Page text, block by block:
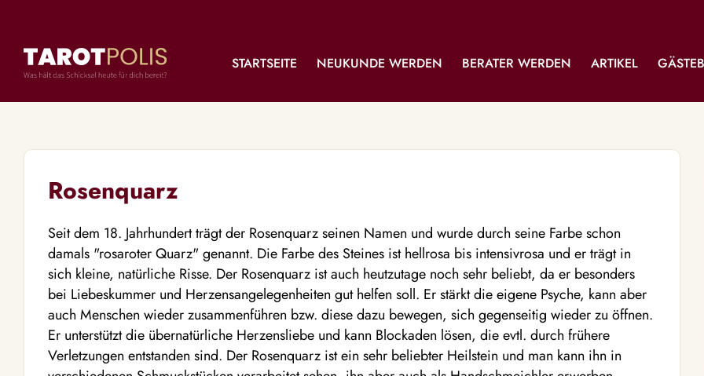
STARTSEITE NEUKUNDE WERDEN BERATER WERDEN ARTIKEL
Rosenquarz
Seit dem 18. Jahrhundert trägt der Rosenquarz seinen Namen und wurde durch seine Farbe schon
damals "rosaroter Quarz" genannt. Die Farbe des Steines ist hellrosa bis intensivrosa und er trägt in
sich kleine, natürliche Risse. Der Rosenquarz ist auch heutzutage noch sehr beliebt, da er besonders
bei Liebeskummer und Herzensangelegenheiten gut helfen soll. Er stärkt die eigene Psyche, kann aber
auch Menschen wieder zusammenführen bzw. diese dazu bewegen, sich gegenseitig wieder zu öffnen.
Er unterstützt die übernatürliche Herzensliebe und kann Blockaden lösen, die evtl. durch frühere
Verletzungen entstanden sind. Der Rosenquarz ist ein sehr beliebter Heilstein und man kann ihn in